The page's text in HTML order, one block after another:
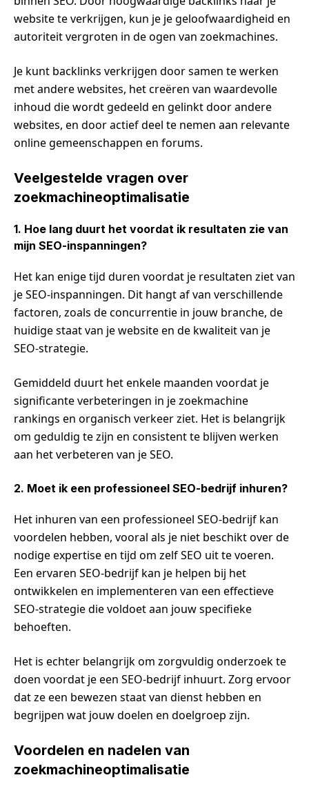
website te verkrijgen, kun je je geloofwaardigheid en
autoriteit vergroten in de ogen van zoekmachines.
Je kunt backlinks verkrijgen door samen te werken
met andere websites, het creëren van waardevolle
inhoud die wordt gedeeld en gelinkt door andere
websites, en door actief deel te nemen aan relevante
online gemeenschappen en forums.
Veelgestelde vragen over
zoekmachineoptimalisatie
1. Hoe lang duurt het voordat ik resultaten zie van
mijn SEO-inspanningen?
Het kan enige tijd duren voordat je resultaten ziet van
je SEO-inspanningen. Dit hangt af van verschillende
factoren, zoals de concurrentie in jouw branche, de
huidige staat van je website en de kwaliteit van je
SEO-strategie.
Gemiddeld duurt het enkele maanden voordat je
significante verbeteringen in je zoekmachine
rankings en organisch verkeer ziet. Het is belangrijk
om geduldig te zijn en consistent te blijven werken
aan het verbeteren van je SEO.
2. Moet ik een professioneel SEO-bedrijf inhuren?
Het inhuren van een professioneel SEO-bedrijf kan
voordelen hebben, vooral als je niet beschikt over de
nodige expertise en tijd om zelf SEO uit te voeren.
Een ervaren SEO-bedrijf kan je helpen bij het
ontwikkelen en implementeren van een effectieve
SEO-strategie die voldoet aan jouw specifieke
behoeften.
Het is echter belangrijk om zorgvuldig onderzoek te
doen voordat je een SEO-bedrijf inhuurt. Zorg ervoor
dat ze een bewezen staat van dienst hebben en
begrijpen wat jouw doelen en doelgroep zijn.
Voordelen en nadelen van
zoekmachineoptimalisatie